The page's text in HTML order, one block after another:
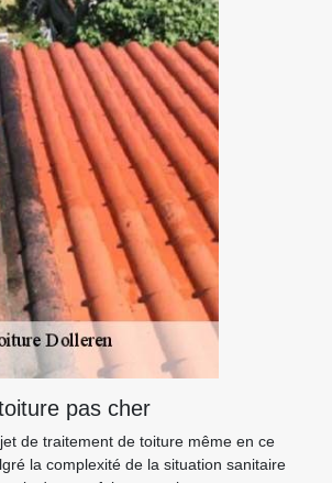
pas cher
de traitement de toiture même en ce
la complexité de la situation sanitaire